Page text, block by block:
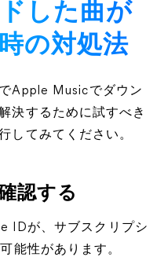
した曲が
の対処法
Apple Musicでダウン
決するために試すべき
してみてください。
認する
IDが、サブスクリプシ
能性があります。